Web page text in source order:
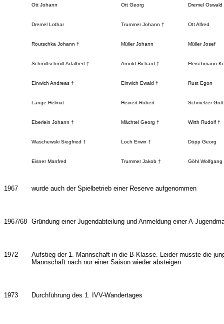
Ott Johann Ott Georg Dremel Oswald
Dremel Lothar Trummer Johann † Ott Alfred
Routschka Johann † Müller Johann Müller Josef
Schmittschmitt Adalbert † Arnold Richard † Fleischmann
Einwich Andreas † Einwich Ewald † Rust Egon
Lange Helmut Heinert Robert Schmelzer
Eberlein Johann † Mächtel Georg † Wirth Rudolf †
Waschewski Siegfried † Loch Erwin † Döpp Georg
Eisner Manfred Trummer Jakob † Göhl Wolfgang
1967 wurde auch der Spielbetrieb einer Reserve aufgenommen
1967/68 Gründung einer Jugendabteilung und Anmeldung einer A-
1972
Aufstieg der 1. Mannschaft in die B-Klasse. Leider musste die
Mannschaft nach nur einer Saison wieder absteigen
1973 Durchführung des 1. IVV-Wandertages